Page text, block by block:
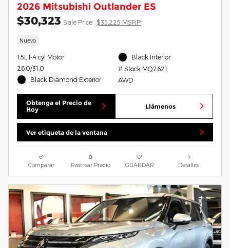
2026 Mitsubishi Outlander ES
$30,323 Sale Price $35,225 MSRP
Nuevo
1.5L I-4 cyl Motor
26.0/31.0
Black Diamond Exterior
Black Interior
# Stock MQ2621
AWD
Obtenga el Precio de
Hoy
Llámenos
Ver etiqueta de la ventana
Comparar Rastrear Precio GUARDAR Detalles